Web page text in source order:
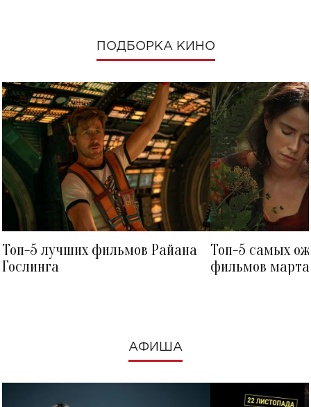
ПОДБОРКА КИНО
Топ-5 лучших фильмов Райана
Гослинга
Топ-5 самых
фильмов
АФИША